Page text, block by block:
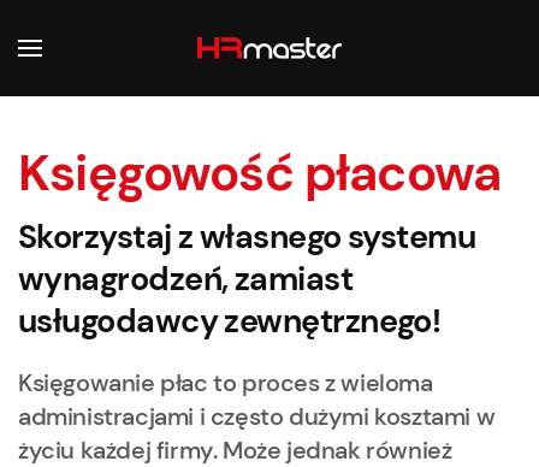
Księgowość płacowa
Skorzystaj z własnego systemu
wynagrodzeń, zamiast
usługodawcy zewnętrznego!
Księgowanie płac to proces z wieloma
administracjami i często dużymi kosztami w
życiu każdej firmy. Może jednak również